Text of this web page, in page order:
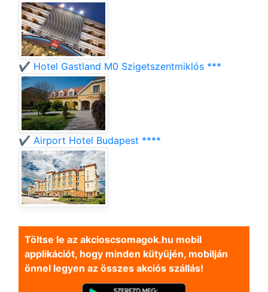
✔️ Hotel Gastland M0 Szigetszentmiklós ***
✔️ Airport Hotel Budapest ****
Töltse le az akcioscsomagok.hu mobil
applikációt, hogy minden kütyüjén, mobilján
önnel legyen az összes akciós szállás!